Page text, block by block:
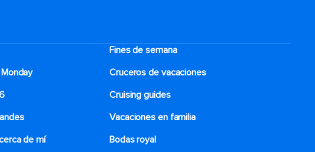
Fines de semana
Cruceros de vacaciones
Cruising guides
Vacaciones en familia
de mí
Bodas royal